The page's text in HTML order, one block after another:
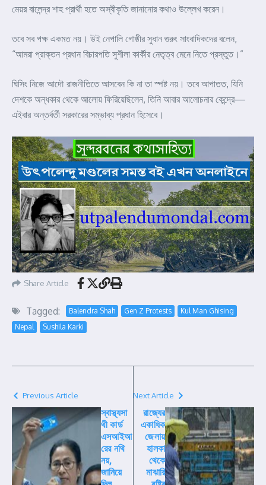
মেয়র বালেন্দ্র শাহ প্রার্থী হতে অস্বীকৃতি জানানোর কথাও উল্লেখ করেন।
তবে সব পক্ষ একমত নয়। উই নেপালি গোষ্ঠীর সুধান গুরুং সাংবাদিকদের বলেন,
“আমরা প্রাক্তন প্রধান বিচারপতি সুশীলা কার্কীর নেতৃত্ব মেনে নিতে প্রস্তুত।”
ঘিসিং নিজে আদৌ রাজনীতিতে আসবেন কি না তা স্পষ্ট নয়। তবে আপাতত, যিনি
দেশকে অন্ধকার থেকে আলোয় ফিরিয়েছিলেন, তিনি আবার আলোচনার কেন্দ্রে—
এইবার অন্তর্বর্তী সরকারের সম্ভাব্য প্রধান হিসেবে।
Share Article
Tagged: Balendra Shah Gen Z Protests
Kul Man Ghising
Nepal
Sushila Karki
Previous Article
স্বাস্থ্যসা
থী কার্ড
এসআইআ
রের নথি
নয়,
জানিয়ে
Next Article
রাজ্যের
একাধিক
জেলায়
হালকা
থেকে
মাঝারি